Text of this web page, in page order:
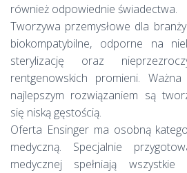
również odpowiednie świadectwa.
Tworzywa przemysłowe dla
biokompatybilne, odporne na
sterylizację oraz
rentgenowskich promieni.
najlepszym rozwiązaniem są
się niską gęstością.
Oferta Ensinger ma osobną
medyczną. Specjalnie
medycznej spełniają